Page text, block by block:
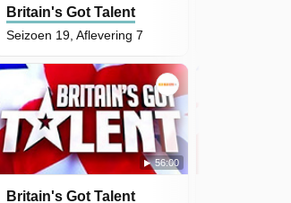
Britain's Got Talent
Seizoen 19, Aflevering 7
56:00
Britain's Got Talent